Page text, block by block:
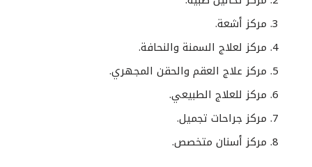
مركز أشعة.
مركز لعلاج السمنة والنحافة.
مركز علاج العقم والحقن المجهري.
مركز للعلاج الطبيعي.
مركز جراحات تجميل.
مركز أسنان متخصص.